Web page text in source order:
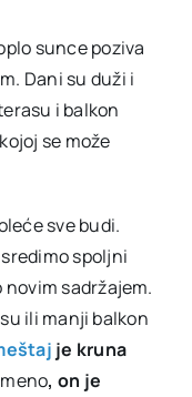
sunce poziva
Dani su duži i
i balkon
se može
sve budi.
spoljni
sadržajem.
ili manji balkon
je kruna
, on je